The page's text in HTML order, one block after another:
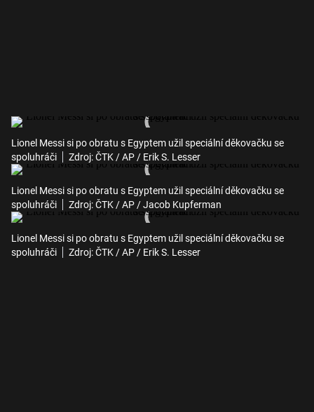
Lionel Messi si po obratu s Egyptem užil speciální děkovačku se
spoluhráči
Zdroj: ČTK / AP / Erik S. Lesser
Lionel Messi si po obratu s Egyptem užil speciální děkovačku se
spoluhráči
Zdroj: ČTK / AP / Jacob Kupferman
Lionel Messi si po obratu s Egyptem užil speciální děkovačku se
spoluhráči
Zdroj: ČTK / AP / Erik S. Lesser